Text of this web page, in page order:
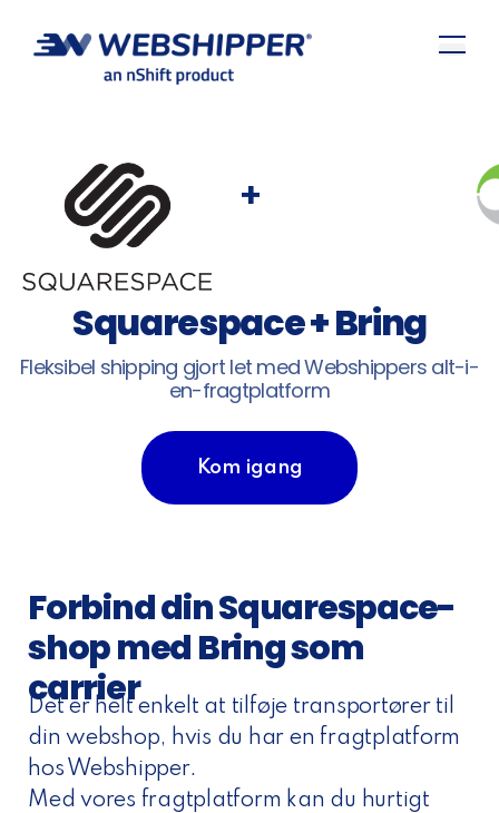
+
Squarespace + Bring
Fleksibel shipping gjort let med Webshippers alt-i-
en-fragtplatform
Kom igang
Forbind din Squarespace-
shop med Bring som
carrier
Det er helt enkelt at tilføje transportører til
din webshop, hvis du har en fragtplatform
hos Webshipper.
Med vores fragtplatform kan du hurtigt